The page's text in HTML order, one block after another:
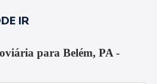
IR
para Belém, PA -